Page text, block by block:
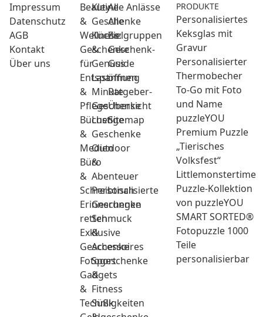
Impressum
Datenschutz
AGB
Kontakt
Über uns
Beauty
&
Wellness:
Geschenke
für
Entspannung
&
Pflege
Bücher
&
Medien
Büro
&
Schreibtisch
Erinnerungen
retten
Exklusive
Geschenke
Fotogeschenke
Gadgets
&
Technik
Kleine
Geschenke
Küche
&
Genuss
Last
Minute
Geschenke
Lustige
Geschenke
Outdoor
&
Abenteuer
Personalisierte
Geschenke
Schmuck
&
Accessoires
Sport
&
Fitness
Süßigkeiten
Alle Anlässe
Alle
Zielgruppen
Geschenk-
Guide
öffnen
Ratgeber-
Übersicht
Sitemap
PRODUKTE
Personalisiertes
Keksglas mit
Gravur
Personalisierter
Thermobecher
To-Go mit Foto
und Name
puzzleYOU
Premium Puzzle
„Tierisches
Volksfest“
Littlemonstertime
Puzzle-Kollektion
von puzzleYOU
SMART SORTED®
Fotopuzzle 1000
Teile
personalisierbar